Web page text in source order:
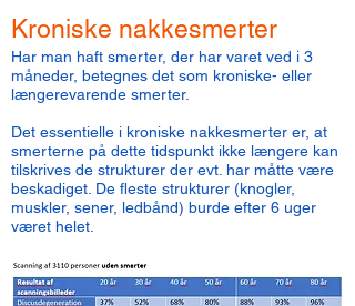
Kroniske nakkesmerter
Har man haft smerter, der har varet ved i 3
måneder, betegnes det som kroniske- eller
længerevarende smerter.
Det essentielle i kroniske nakkesmerter er, at
smerterne på dette tidspunkt ikke længere kan
tilskrives de strukturer der evt. har måtte være
beskadiget. De fleste strukturer (knogler,
muskler, sener, ledbånd) burde efter 6 uger
været helet.